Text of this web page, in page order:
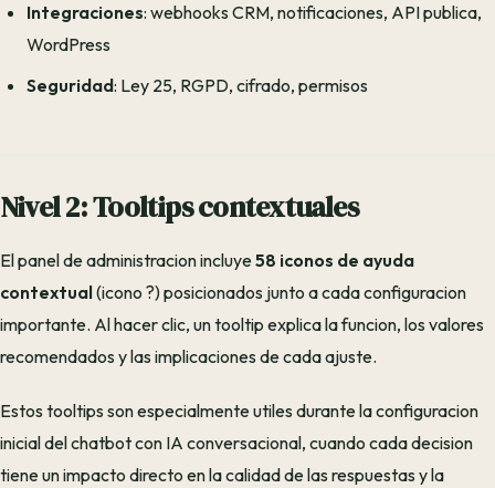
Integraciones: webhooks CRM, notificaciones, API publica,
WordPress
Seguridad: Ley 25, RGPD, cifrado, permisos
Nivel 2: Tooltips contextuales
El panel de administracion incluye58 iconos de ayuda
contextual(icono ?) posicionados junto a cada configuracion
importante. Al hacer clic, un tooltip explica la funcion, los valores
recomendados y las implicaciones de cada ajuste.
Estos tooltips son especialmente utiles durante la configuracion
inicial del chatbot con IA conversacional, cuando cada decision
tiene un impacto directo en la calidad de las respuestas y la